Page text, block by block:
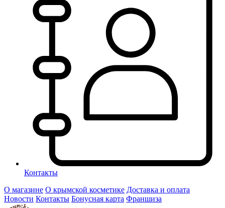
Контакты
О магазине О крымской косметике Доставка и оплата
Новости Контакты Бонусная карта Франшиза